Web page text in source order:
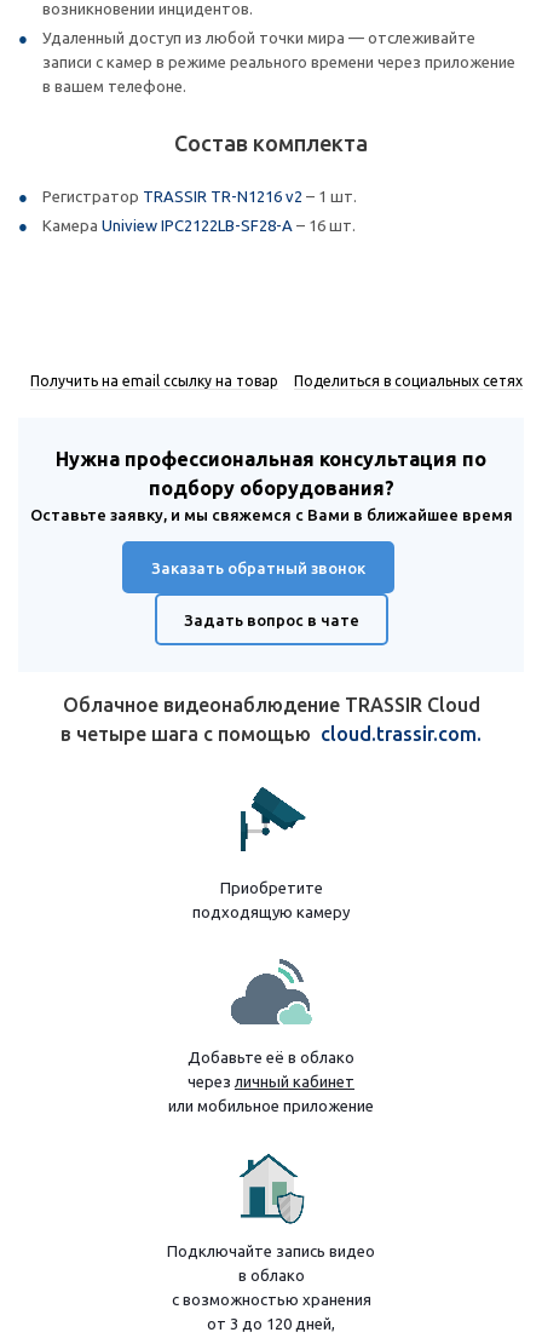
возникновении инцидентов.
Удаленный доступ из любой точки мира — отслеживайте
записи с камер в режиме реального времени через приложение
в вашем телефоне.
Состав комплекта
Регистратор TRASSIR TR-N1216 v2 – 1 шт.
Камера Uniview IPC2122LB-SF28-A – 16 шт.
Получить на email ссылку на товар Поделиться в социальных сетях
Нужна профессиональная консультация по
подбору оборудования?
Оставьте заявку, и мы свяжемся с Вами в ближайшее время
Заказать обратный звонок
Задать вопрос в чате
Облачное видеонаблюдение TRASSIR Cloud
в четыре шага с помощью cloud.trassir.com.
Приобретите
подходящую камеру
Добавьте её в облако
через личный кабинет
или мобильное приложение
Подключайте запись видео
в облако
с возможностью хранения
от 3 до 120 дней,